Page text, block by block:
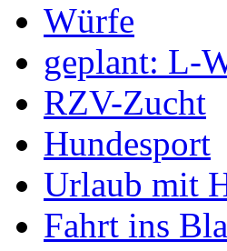
Würfe
geplant: L-
RZV-Zucht
Hundesport
Urlaub mit
Fahrt ins